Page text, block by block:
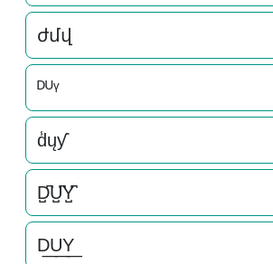
ժմվ
ᴰᵁᵞ
d̾ųƴ
D̺͆U̺͆Y̺͆
D͟U͟Y͟